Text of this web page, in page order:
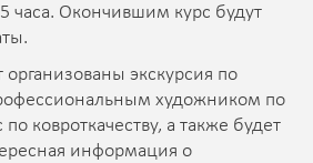
часа. Окончившим курс будут
экскурсия по
художником по
ковроткачеству, а также будет
информация о